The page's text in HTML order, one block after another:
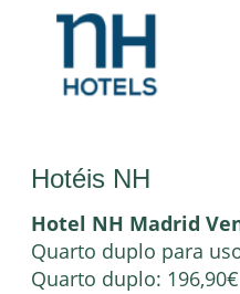
Hotéis NH
Hotel NH Madrid
Quarto duplo para
Quarto duplo: 196,90€